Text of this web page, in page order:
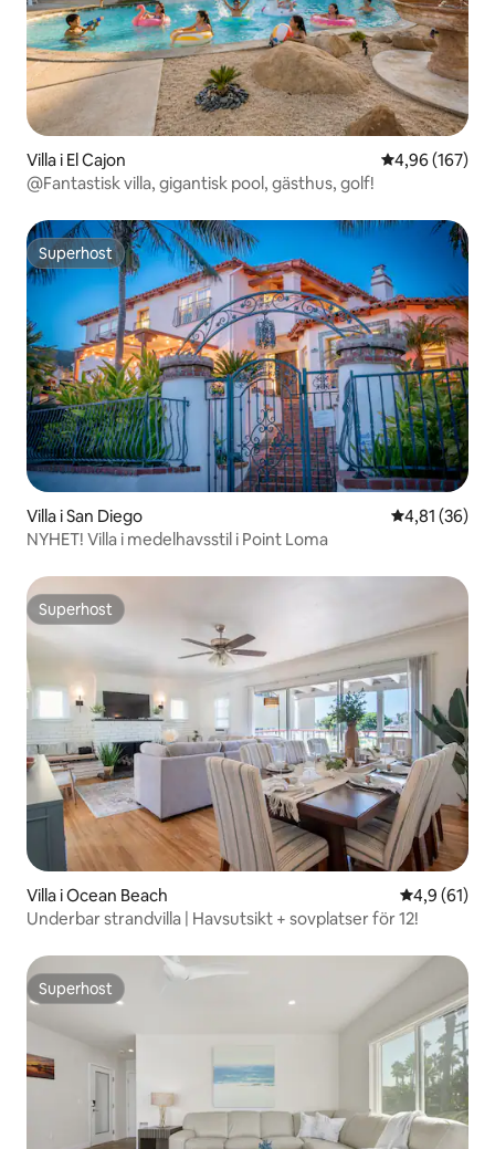
Villa i El Cajon 4,96 av 5 i
4,96 (167)
@Fantastisk villa, gigantisk pool, gästhus, golf!
Superhost
Superhost
Villa i San Diego 4,81 av 5 i
4,81 (36)
NYHET! Villa i medelhavsstil i Point Loma
Superhost
Superhost
Villa i Ocean Beach 4,9 av 5 i
4,9 (61)
Underbar strandvilla | Havsutsikt + sovplatser för 12!
Superhost
Superhost